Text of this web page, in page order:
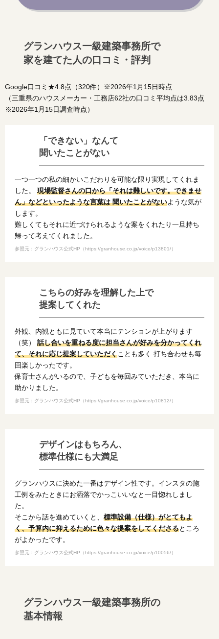
グランハウス一級建築事務所で
家を建てた人の口コミ・評判
Google口コミ★4.8点（320件）※2026年1月15日時点
（三重県のハウスメーカー・工務店62社の口コミ平均点は3.83点
※2026年1月15日調査時点）
「できない」なんて
聞いたことがない
一つ一つの私の細かいこだわりを可能な限り実現してくれま
した。 現場監督さんの口から「それは難しいです。できませ
ん」などといったような言葉は 聞いたことがないような気が
します。
難しくてもそれに近づけられるような案をくれたり一旦持ち
帰って考えてくれました。
参照元：グランハウス公式HP（https://granhouse.co.jp/voice/p13801/）
こちらの好みを理解した上で
提案してくれた
外観、内観ともに見ていて本当にテンションが上がります
（笑） 話し合いを重ねる度に担当さんが好みを分かってくれ
て、それに応じ提案していただくことも多く 打ち合わせも毎
回楽しかったです。
保育士さんがいるので、子どもを毎回みていただき、本当に
助かりました。
参照元：グランハウス公式HP（https://granhouse.co.jp/voice/p10812/）
デザインはもちろん、
標準仕様にも大満足
グランハウスに決めた一番はデザイン性です。インスタの施
工例をみたときにお洒落でかっこいいなと一目惚れしまし
た。
そこから話を進めていくと、 標準設備（仕様）がとてもよ
く、予算内に抑えるために色々な提案をしてくださるところ
がよかったです。
参照元：グランハウス公式HP（https://granhouse.co.jp/voice/p10056/）
グランハウス一級建築事務所の
基本情報